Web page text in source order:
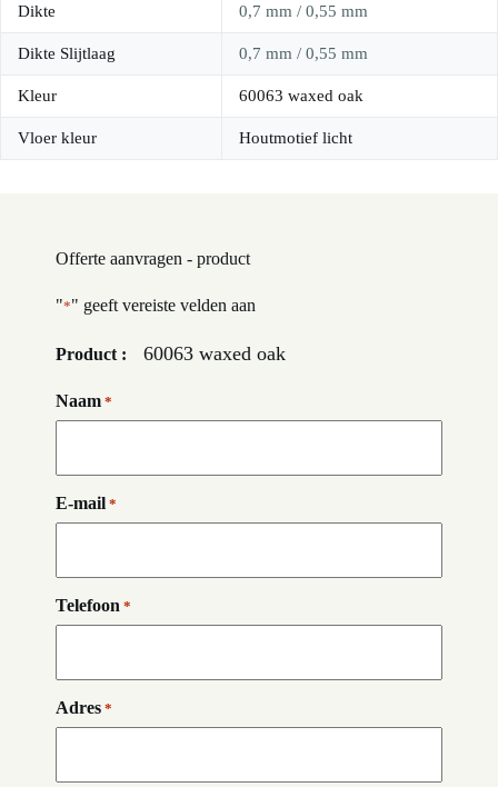
Dikte 0,7 mm / 0,55 mm
Dikte Slijtlaag 0,7 mm / 0,55 mm
Kleur 60063 waxed oak
Vloer kleur Houtmotief licht
Offerte aanvragen - product
"*" geeft vereiste velden aan
Product : 60063 waxed oak
Naam *
E-mail *
Telefoon *
Adres *